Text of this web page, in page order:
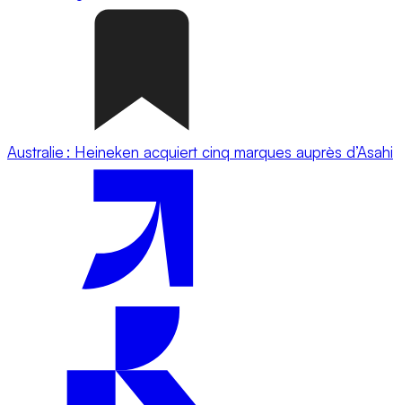
Australie : Heineken acquiert cinq marques auprès d’Asahi